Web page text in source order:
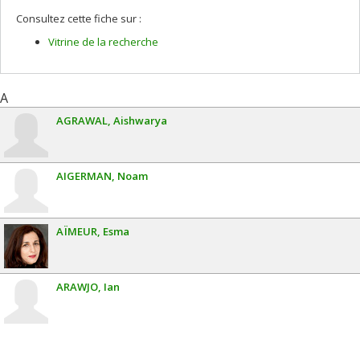
Consultez cette fiche sur :
Vitrine de la recherche
A
AGRAWAL Aishwarya
AIGERMAN Noam
AÏMEUR Esma
ARAWJO Ian